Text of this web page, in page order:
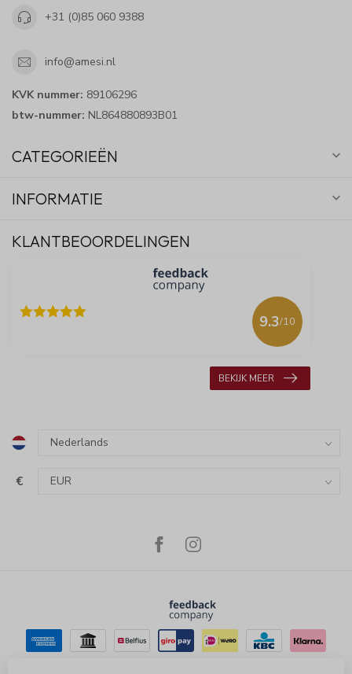
+31 (0)85 060 9388
info@amesi.nl
KVK nummer: 89106296
btw-nummer: NL864880893B01
CATEGORIEËN
INFORMATIE
KLANTBEOORDELINGEN
9.3/10
BEKIJK MEER
€